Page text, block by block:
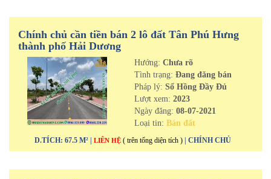
Chính chủ cần tiền bán 2 lô đất Tân Phú Hưng
thành phố Hải Dương
Hướng: Chưa rõ
Tình trạng: Đang đăng bán
Pháp lý: Sổ Hồng Đầy Đủ
Lượt xem: 2023
Ngày đăng: 08-07-2021
Loại tin: Bán đất
D.TÍCH: 67.5 M² | LIÊN HỆ ( trên tổng diện tích ) | CHÍNH CHỦ